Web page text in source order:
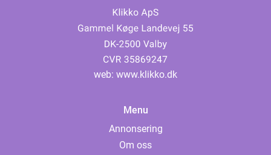
web: www.klikko.dk
Menu
Annonsering
Om oss